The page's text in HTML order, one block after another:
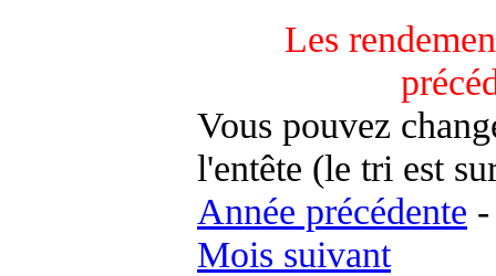
Les
Vous pouvez
l'entête (le tri est
Année précédente -
Mois suivant